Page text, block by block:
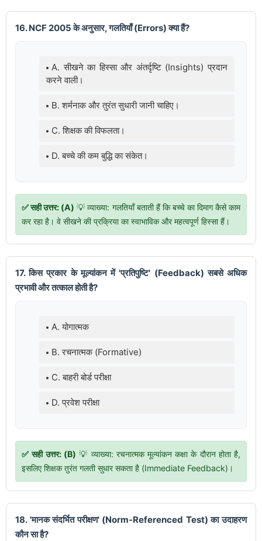
16. NCF 2005 के अनुसार, गलतियाँ (Errors) क्या हैं?
A. सीखने का हिस्सा और अंतर्दृष्टि (Insights) प्रदान
करने वाली।
B. शर्मनाक और तुरंत सुधारी जानी चाहिए।
C. शिक्षक की विफलता।
D. बच्चे की कम बुद्धि का संकेत।
✅ सही उत्तर: (A) 💡 व्याख्या: गलतियाँ बताती हैं कि बच्चे का दिमाग कैसे काम
कर रहा है। वे सीखने की प्रक्रिया का स्वाभाविक और महत्वपूर्ण हिस्सा हैं।
17. किस प्रकार के मूल्यांकन में 'प्रतिपुष्टि' (Feedback) सबसे अधिक
प्रभावी और तत्काल होती है?
A. योगात्मक
B. रचनात्मक (Formative)
C. बाहरी बोर्ड परीक्षा
D. प्रवेश परीक्षा
✅ सही उत्तर: (B) 💡 व्याख्या: रचनात्मक मूल्यांकन कक्षा के दौरान होता है,
इसलिए शिक्षक तुरंत गलती सुधार सकता है (Immediate Feedback)।
18. 'मानक संदर्भित परीक्षण' (Norm-Referenced Test) का उदाहरण
कौन सा है?